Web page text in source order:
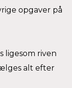
opgaver på
ligesom riven
alt efter